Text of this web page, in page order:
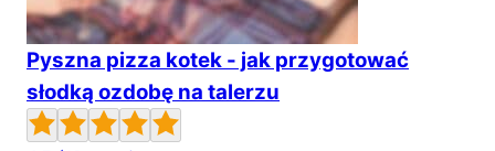
Pyszna pizza kotek - jak przygotować
słodką ozdobę na talerzu